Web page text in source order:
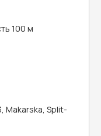
100 м
Makarska, Split-